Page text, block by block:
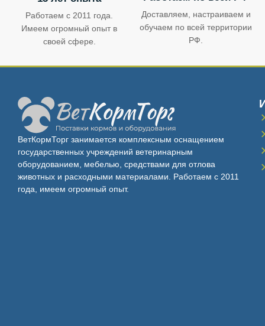
Работаем с 2011 года.
Имеем огромный опыт в
своей сфере.
Доставляем, настраиваем и
обучаем по всей территории
РФ.
ВетКормТорг занимается комплексным оснащением
государственных учреждений ветеринарным
оборудованием, мебелью, средствами для отлова
животных и расходными материалами. Работаем с 2011
года, имеем огромный опыт.